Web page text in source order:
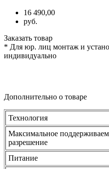
16 490,00
руб.
Заказать товар
* Для юр. лиц монтаж и
индивидуально
Дополнительно о товаре
Технология
Максимальное
разрешение
Питание